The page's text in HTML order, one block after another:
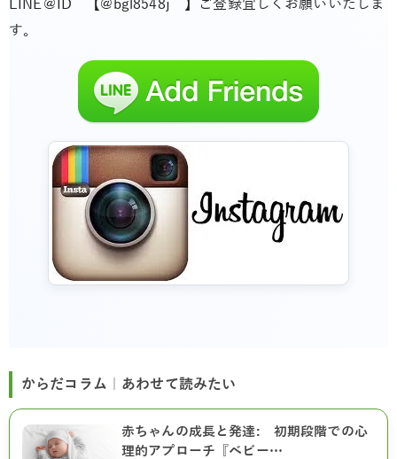
LINE＠ID 【@bgl8548j 】ご登録宜しくお願いいたしま
す。
からだコラム｜あわせて読みたい
赤ちゃんの成長と発達: 初期段階での心
理的アプローチ『ベビー…